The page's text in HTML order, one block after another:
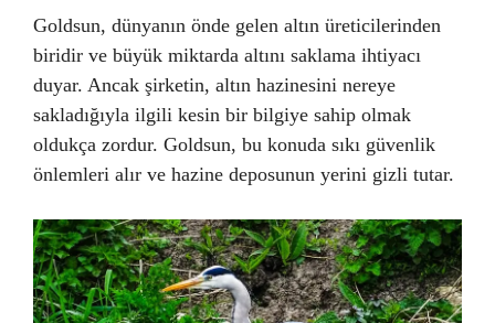
Goldsun, dünyanın önde gelen altın üreticilerinden
biridir ve büyük miktarda altını saklama ihtiyacı
duyar. Ancak şirketin, altın hazinesini nereye
sakladığıyla ilgili kesin bir bilgiye sahip olmak
oldukça zordur. Goldsun, bu konuda sıkı güvenlik
önlemleri alır ve hazine deposunun yerini gizli tutar.